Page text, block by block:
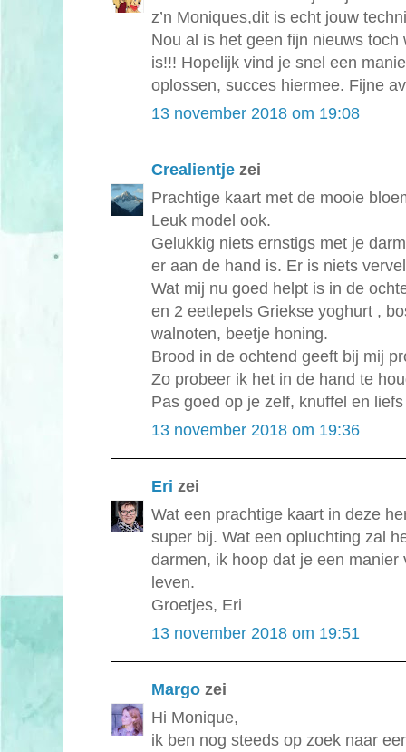
z’n Moniques,dit is echt jouw
Nou al is het geen fijn nieuws
is!!! Hopelijk vind je snel een
oplossen, succes hiermee. Fijne
13 november 2018 om 19:08
Crealientje zei
Prachtige kaart met de mooie
Leuk model ook.
Gelukkig niets ernstigs met je
er aan de hand is. Er is niets
Wat mij nu goed helpt is in de
en 2 eetlepels Griekse yoghurt ,
walnoten, beetje honing.
Brood in de ochtend geeft bij mij
Zo probeer ik het in de hand te
Pas goed op je zelf, knuffel en
13 november 2018 om 19:36
Eri zei
Wat een prachtige kaart in deze
super bij. Wat een opluchting zal
darmen, ik hoop dat je een
leven.
Groetjes, Eri
13 november 2018 om 19:51
Margo zei
Hi Monique,
ik ben nog steeds op zoek naar